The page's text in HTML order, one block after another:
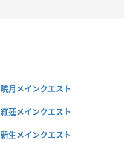
暁月メインクエスト
紅蓮メインクエスト
新生メインクエスト